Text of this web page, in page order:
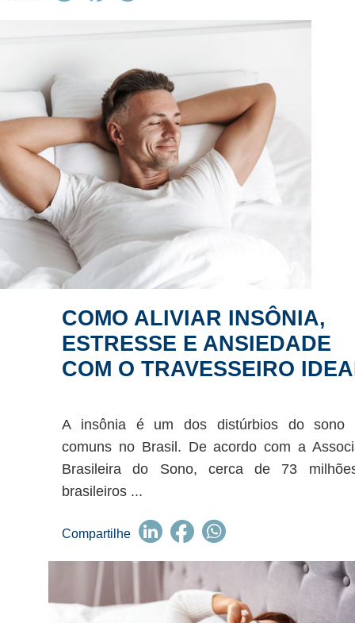
COMO ALIVIAR INSÔNIA,
ESTRESSE E ANSIEDADE
COM O TRAVESSEIRO
A insônia é um dos distúrbios do sono
comuns no Brasil. De acordo com a
Brasileira do Sono, cerca de 73
brasileiros ...
Compartilhe